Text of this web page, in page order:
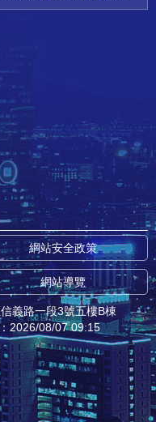
網站安全政策
網站導覽
義路一段3號五樓B棟
2026/08/07 09:15